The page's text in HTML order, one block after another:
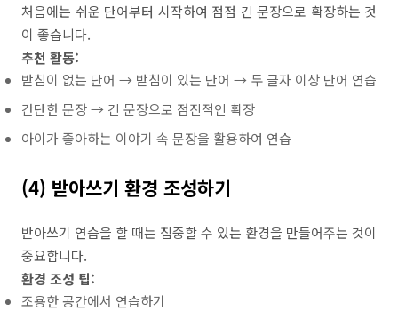
처음에는 쉬운 단어부터 시작하여 점점 긴 문장으로 확장하는 것
이 좋습니다.
추천 활동:
받침이 없는 단어 → 받침이 있는 단어 → 두 글자 이상 단어 연습
간단한 문장 → 긴 문장으로 점진적인 확장
아이가 좋아하는 이야기 속 문장을 활용하여 연습
(4) 받아쓰기 환경 조성하기
받아쓰기 연습을 할 때는 집중할 수 있는 환경을 만들어주는 것이
중요합니다.
환경 조성 팁:
조용한 공간에서 연습하기